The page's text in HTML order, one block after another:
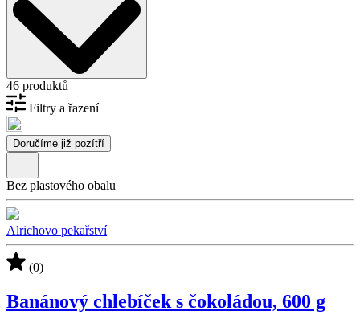
46 produktů
Filtry a řazení
Doručíme již pozítří
Bez plastového obalu
Alrichovo pekařství
(0)
Banánový chlebíček s čokoládou, 600 g